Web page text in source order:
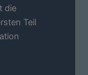
die
Teil